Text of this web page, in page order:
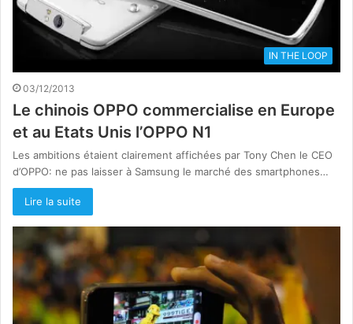
IN THE LOOP
03/12/2013
Le chinois OPPO commercialise en Europe
et au Etats Unis l’OPPO N1
Les ambitions étaient clairement affichées par Tony Chen le CEO
d’OPPO: ne pas laisser à Samsung le marché des smartphones…
Lire la suite